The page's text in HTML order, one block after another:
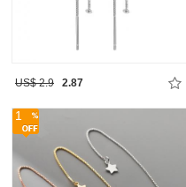
US$ 2.9 2.87
1